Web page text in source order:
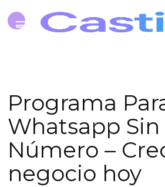
Programa
Whatsapp
Número –
negocio hoy